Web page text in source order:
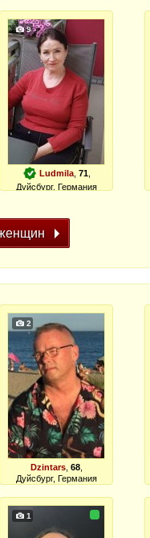
9
Ludmila, 71,
Дуйсбург, Германия
2
Dzintars, 68,
Дуйсбург, Германия
1